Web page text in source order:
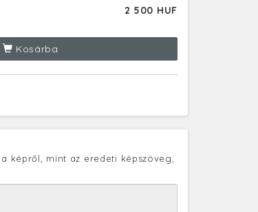
2 500 HUF
Kosárba
képről, mint az eredeti képszöveg,